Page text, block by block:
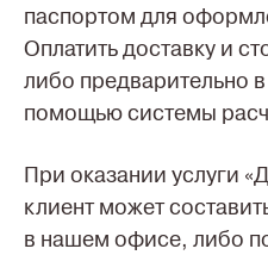
паспортом для
Оплатить доставку и
либо предварительно
помощью системы
При оказании услуги
клиент может
в нашем офисе, либо